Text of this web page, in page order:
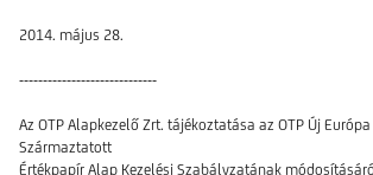
2014. május 28.
-----------------------------
Az OTP Alapkezelő Zrt. tájékoztatása az OTP Új
Származtatott
Értékpapír Alap Kezelési Szabályzatának